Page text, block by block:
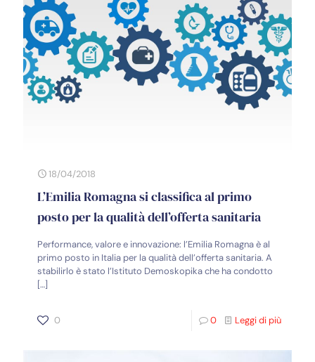
18/04/2018
L’Emilia Romagna si classifica al primo
posto per la qualità dell’offerta sanitaria
Performance, valore e innovazione: l’Emilia Romagna è al
primo posto in Italia per la qualità dell’offerta sanitaria. A
stabilirlo è stato l’Istituto Demoskopika che ha condotto
[…]
0 0 Leggi di più